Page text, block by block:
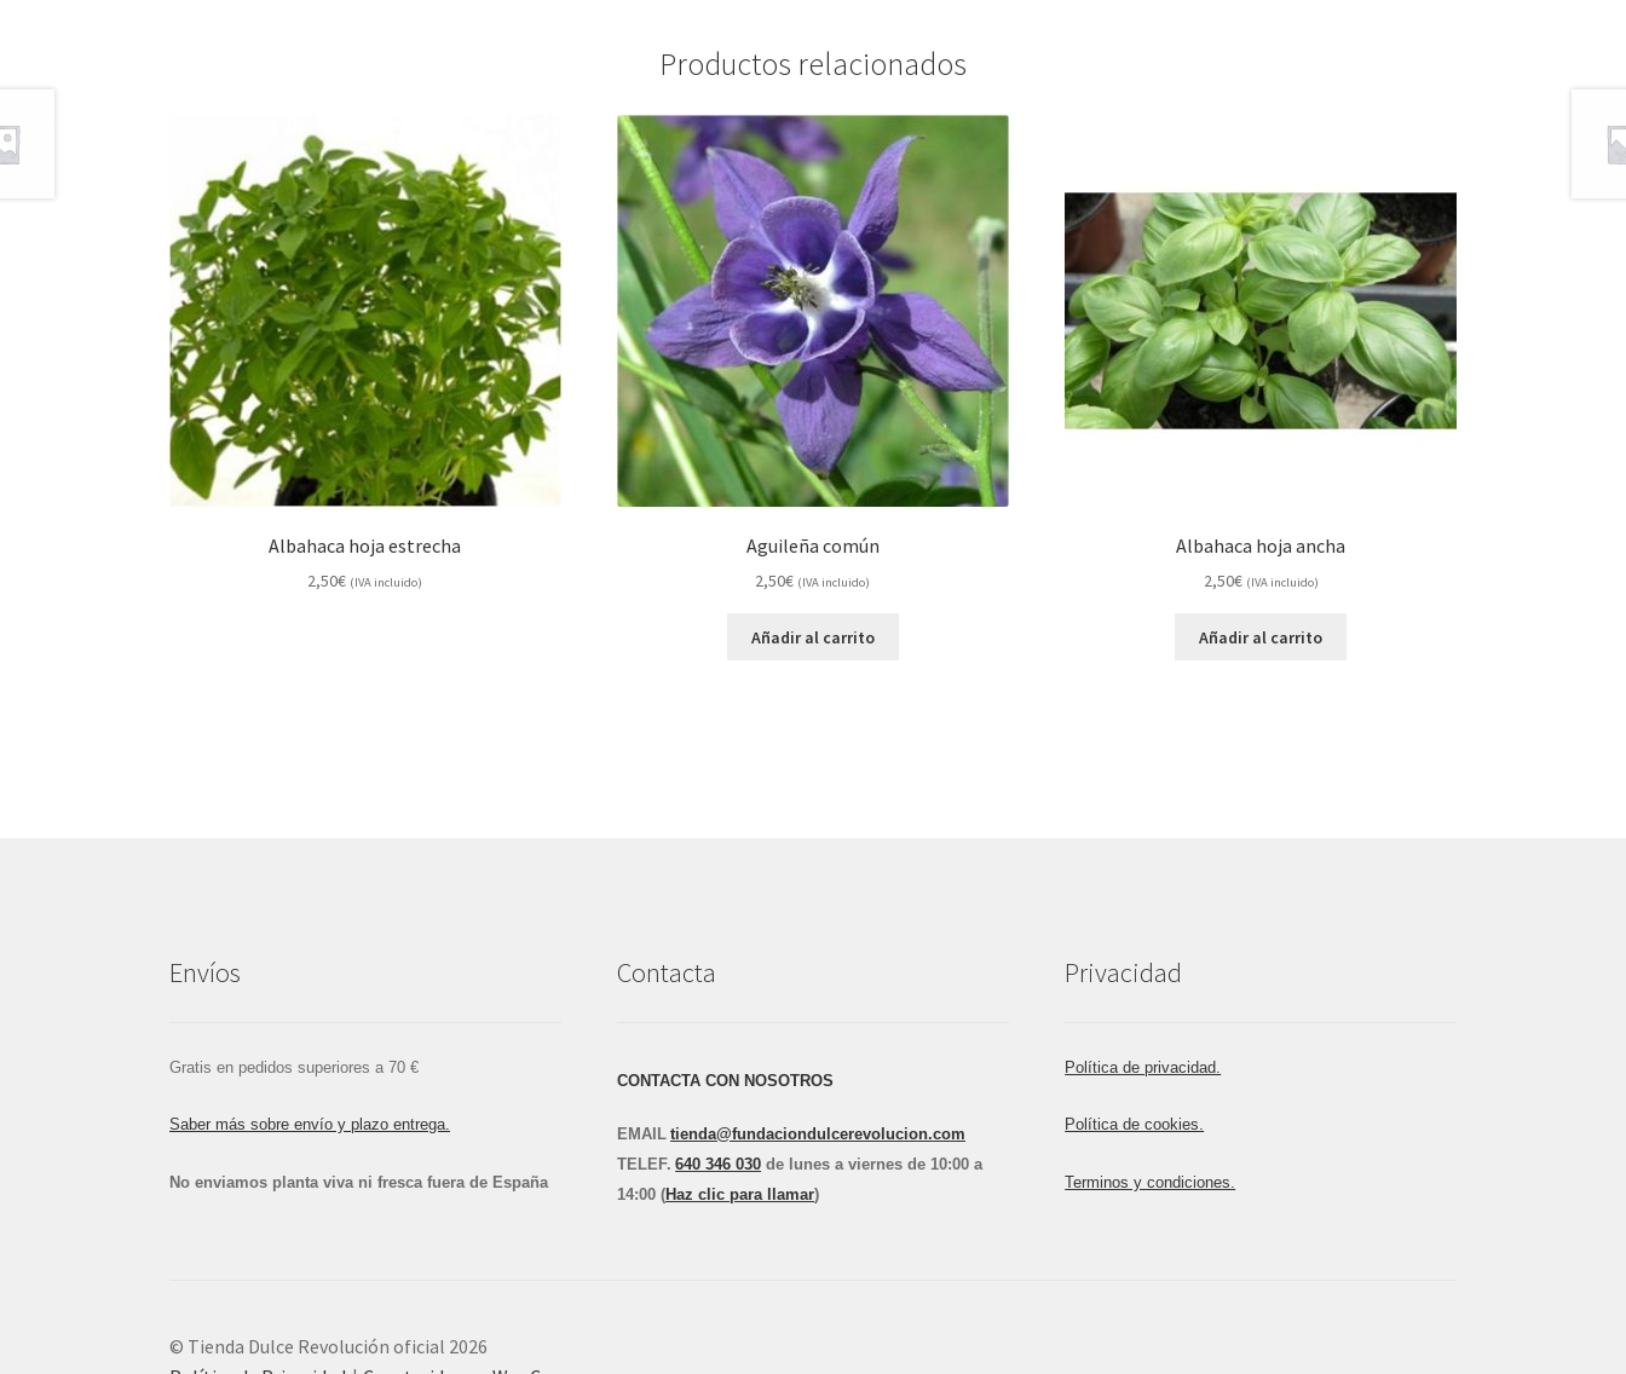
Productos relacionados
Albahaca hoja estrecha
2,50€ (IVA incluido)
Aguileña común
2,50€ (IVA incluido)
Añadir al carrito
Albahaca hoja ancha
2,50€ (IVA incluido)
Añadir al carrito
Envíos
Gratis en pedidos superiores a 70 €
Saber más sobre envío y plazo entrega.
No enviamos planta viva ni fresca fuera de España
Contacta
CONTACTA CON NOSOTROS
EMAIL tienda@fundaciondulcerevolucion.com
TELEF. 640 346 030 de lunes a viernes de 10:00 a
14:00 (Haz clic para llamar)
Privacidad
Política de privacidad.
Política de cookies.
Terminos y condiciones.
© Tienda Dulce Revolución oficial 2026